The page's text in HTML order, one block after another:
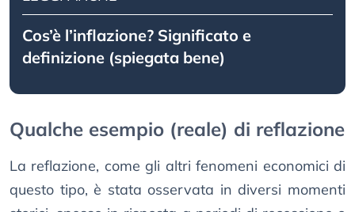
Cos’è l’inflazione? Significato e
definizione (spiegata bene)
Qualche esempio (reale) di reflazione
La reflazione, come gli altri fenomeni economici di
questo tipo, è stata osservata in diversi momenti